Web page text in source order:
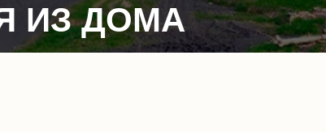
ИЗ ДОМА